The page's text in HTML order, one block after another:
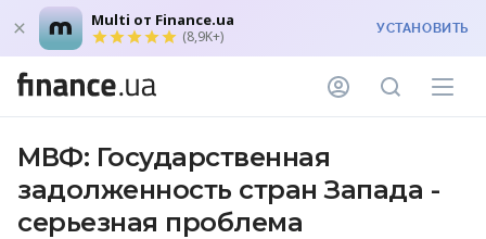
Multi от Finance.ua
(8,9K+) УСТАНОВИТЬ
МВФ: Государственная
задолженность стран Запада -
серьезная проблема